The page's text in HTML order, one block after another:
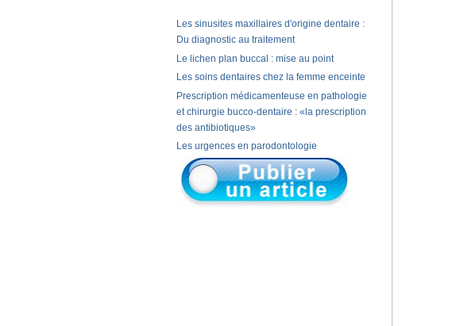
Les sinusites maxillaires d'origine dentaire :
Du diagnostic au traitement
Le lichen plan buccal : mise au point
Les soins dentaires chez la femme enceinte
Prescription médicamenteuse en pathologie
et chirurgie bucco-dentaire : «la prescription
des antibiotiques»
Les urgences en parodontologie